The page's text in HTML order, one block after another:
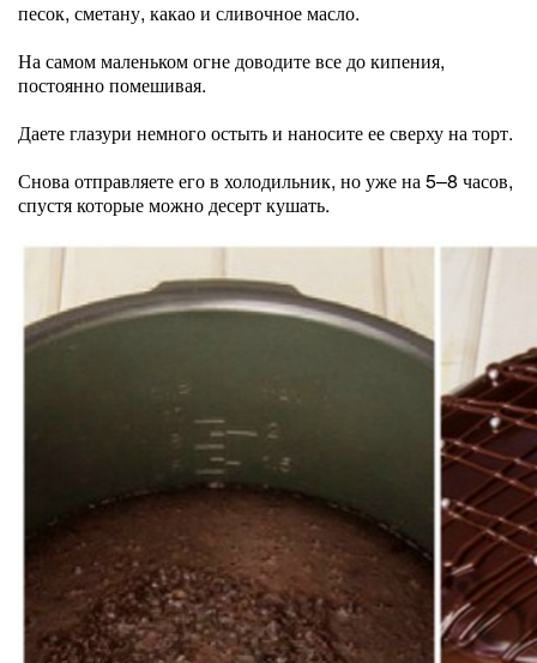
песок, сметану, какао и сливочное масло.
На самом маленьком огне доводите все до кипения,
постоянно помешивая.
Даете глазури немного остыть и наносите ее сверху на торт.
Снова отправляете его в холодильник, но уже на 5–8 часов,
спустя которые можно десерт кушать.